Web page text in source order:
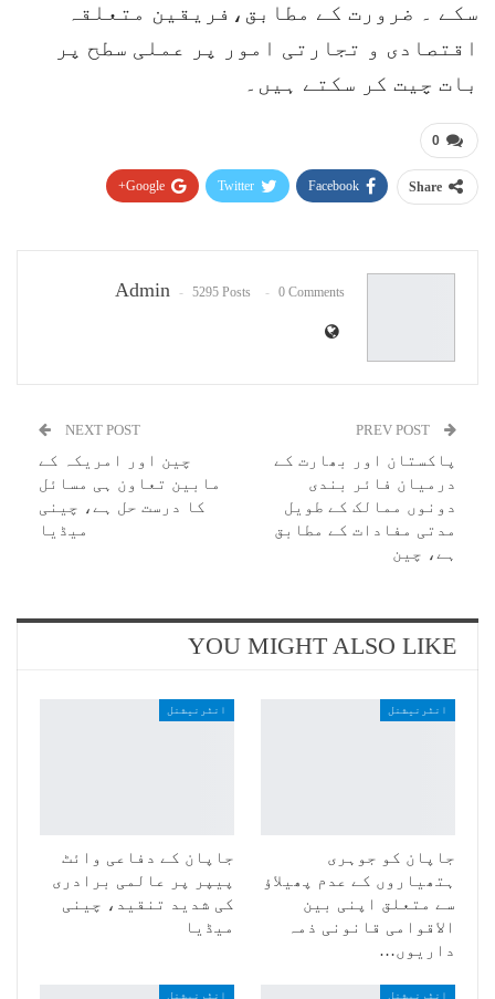
سکے ۔ ضرورت کے مطابق،فریقین متعلقہ
اقتصادی و تجارتی امور پر عملی سطح پر
بات چیت کر سکتے ہیں۔
0
Share
Facebook
Twitter
Google+
Admin 5295 Posts 0 Comments
پاکستان اور بھارت کے
درمیان فائر بندی
دونوں ممالک کے طویل
مدتی مفادات کے مطابق
ہے، چین
NEXT POST
چین اور امریکہ کے
مابین تعاون ہی مسائل
کا درست حل ہے، چینی
میڈیا
YOU MIGHT ALSO LIKE
انٹرنیشنل
جاپان کو جوہری
ہتھیاروں کے عدم پھیلاؤ
سے متعلق اپنی بین
الاقوامی قانونی ذمہ
داریوں…
انٹرنیشنل
جاپان کے دفاعی وائٹ
پیپر پر عالمی برادری
کی شدید تنقید، چینی
میڈیا
انٹرنیشنل انٹرنیشنل